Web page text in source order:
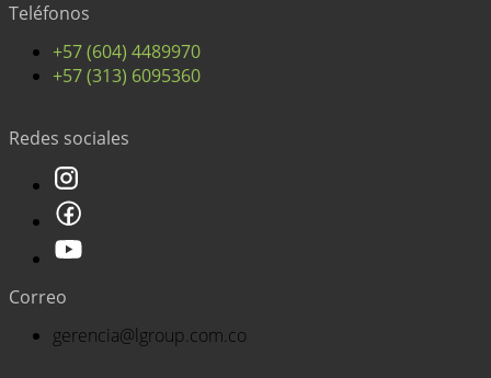
Teléfonos
+57 (604) 4489970
+57 (313) 6095360
Redes sociales
Correo
gerencia@lgroup.com.co